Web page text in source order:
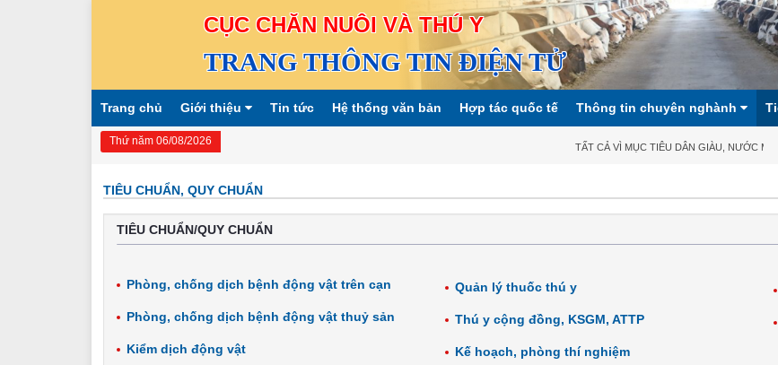
CỤC CHĂN NUÔI VÀ THÚ Y
TRANG THÔNG TIN ĐIỆN TỬ
Trang chủ Giới thiệu Tin tức Hệ thống văn bản Hợp tác quốc tế Thông tin chuyên nghành
Thứ năm 06/08/2026 TẤT CẢ VÌ MỤC TIÊU DÂN GIÀU, NƯỚC
TIÊU CHUẨN, QUY CHUẨN
TIÊU CHUẨN/QUY CHUẨN
Phòng, chống dịch bệnh động vật trên cạn
Phòng, chống dịch bệnh động vật thuỷ sản
Kiểm dịch động vật
Quản lý thuốc thú y
Thú y cộng đồng, KSGM, ATTP
Kế hoạch, phòng thí nghiệm